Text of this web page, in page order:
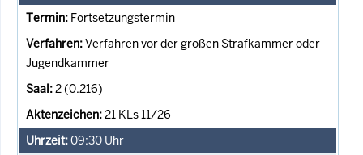
Fortsetzungstermin
Verfahren vor der großen Strafkammer oder
Jugendkammer
2 (0.216)
21 KLs 11/26
09:30 Uhr